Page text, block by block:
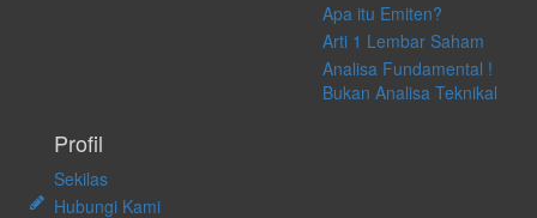
Apa itu Emiten?
Arti 1 Lembar Saham
Analisa Fundamental !
Bukan Analisa Teknikal
Profil
Sekilas
Hubungi Kami